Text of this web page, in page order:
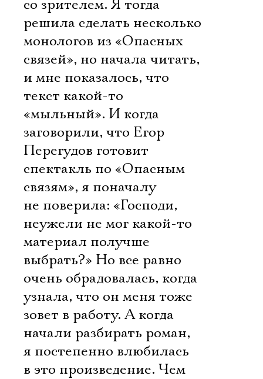
со зрителем. Я тогда
решила сделать несколько
монологов из «Опасных
связей», но начала читать,
и мне показалось, что
текст какой-то
«мыльный». И когда
заговорили, что Егор
Перегудов готовит
спектакль по «Опасным
связям», я поначалу
не поверила: «Господи,
неужели не мог какой-то
материал получше
выбрать?» Но все равно
очень обрадовалась, когда
узнала, что он меня тоже
зовет в работу. А когда
начали разбирать роман,
я постепенно влюбилась
в это произведение. Чем